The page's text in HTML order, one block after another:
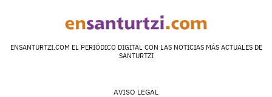
ENSANTURTZI.COM EL PERIÓDICO DIGITAL CON LAS NOTICIAS MÁS ACTUALES DE
SANTURTZI
AVISO LEGAL